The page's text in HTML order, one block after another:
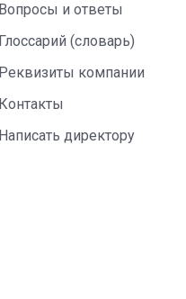
Вопросы и ответы
Глоссарий (словарь)
Реквизиты компании
Контакты
Написать директору